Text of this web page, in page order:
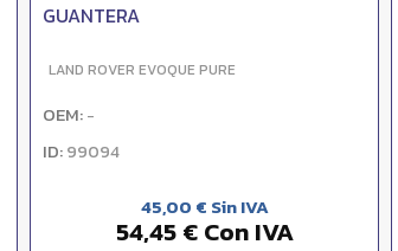
GUANTERA
LAND ROVER EVOQUE PURE
OEM: -
ID:99094
45,00 € Sin IVA
54,45 € Con IVA